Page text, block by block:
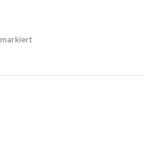
markiert